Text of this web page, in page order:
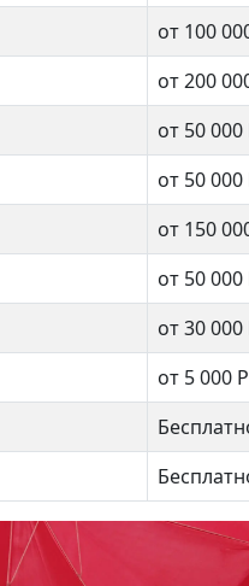
от 100
от 200
от 50 000
от 50 000
от 150
от 50 000
от 30 000
от 5 000 Р
Улица Горчакова